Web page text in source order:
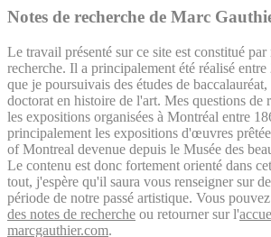
Notes de recherche de Marc
Le travail présenté sur ce site est constitué par
recherche. Il a principalement été réalisé
que je poursuivais des études de
doctorat en histoire de l'art. Mes questions de
les expositions organisées à Montréal entre
principalement les expositions d'œuvres
of Montreal devenue depuis le Musée des
Le contenu est donc fortement orienté dans
tout, j'espère qu'il saura vous renseigner sur
période de notre passé artistique. Vous
des notes de recherche ou retourner sur l'
marcgauthier.com.